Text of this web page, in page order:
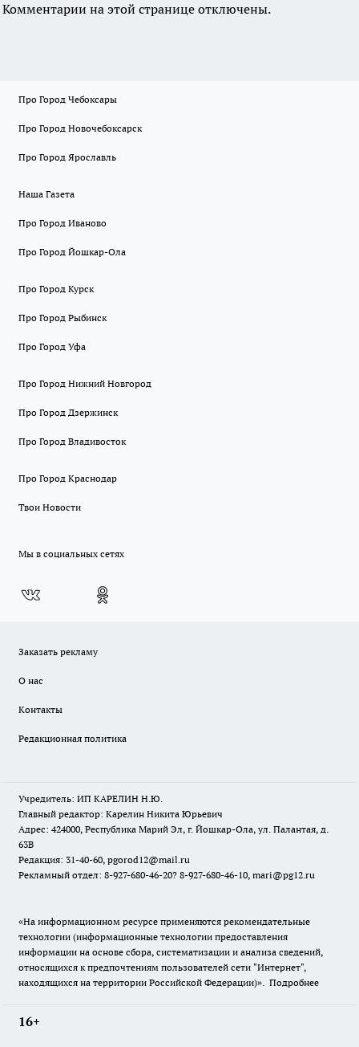
Комментарии на этой странице отключены.
Про Город Чебоксары
Про Город Новочебоксарск
Про Город Ярославль
Наша Газета
Про Город Иваново
Про Город Йошкар-Ола
Про Город Курск
Про Город Рыбинск
Про Город Уфа
Про Город Нижний Новгород
Про Город Дзержинск
Про Город Владивосток
Про Город Краснодар
Твои Новости
Мы в социальных сетях
Заказать рекламу
О нас
Контакты
Редакционная политика
Учредитель: ИП КАРЕЛИН Н.Ю.
Главный редактор: Карелин Никита Юрьевич
Адрес: 424000, Республика Марий Эл, г. Йошкар-Ола, ул. Палантая, д.
63В
Редакция: 31-40-60, pgorod12@mail.ru
Рекламный отдел: 8-927-680-46-20? 8-927-680-46-10, mari@pg12.ru
«На информационном ресурсе применяются рекомендательные
технологии (информационные технологии предоставления
информации на основе сбора, систематизации и анализа сведений,
относящихся к предпочтениям пользователей сети "Интернет",
находящихся на территории Российской Федерации)». Подробнее
16+